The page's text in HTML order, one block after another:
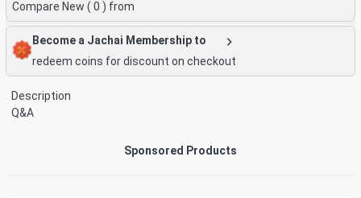
Compare New ( 0 ) from
Become a Jachai Membership to
redeem coins for discount on checkout
Description
Q&A
Sponsored Products